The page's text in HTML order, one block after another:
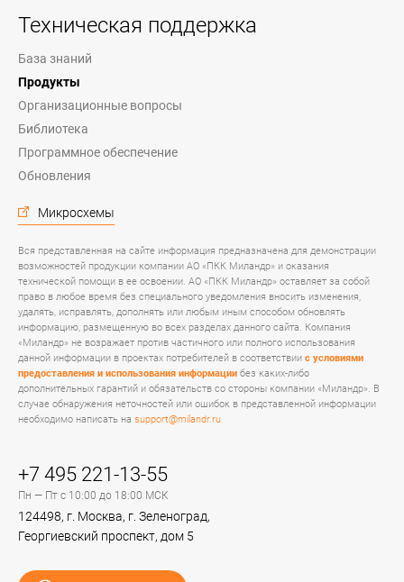
Техническая поддержка
База знаний
Продукты
Организационные вопросы
Библиотека
Программное обеспечение
Обновления
Микросхемы
Вся представленная на сайте информация предназначена для демонстрации
возможностей продукции компании АО «ПКК Миландр» и оказания
технической помощи в ее освоении. АО «ПКК Миландр» оставляет за собой
право в любое время без специального уведомления вносить изменения,
удалять, исправлять, дополнять или любым иным способом обновлять
информацию, размещенную во всех разделах данного сайта. Компания
«Миландр» не возражает против частичного или полного использования
данной информации в проектах потребителей в соответствии с условиями
предоставления и использования информации без каких-либо
дополнительных гарантий и обязательств со стороны компании «Миландр». В
случае обнаружения неточностей или ошибок в представленной информации
необходимо написать на support@milandr.ru
+7 495 221-13-55
Пн — Пт с 10:00 до 18:00 МСК
124498, г. Москва, г. Зеленоград,
Георгиевский проспект, дом 5